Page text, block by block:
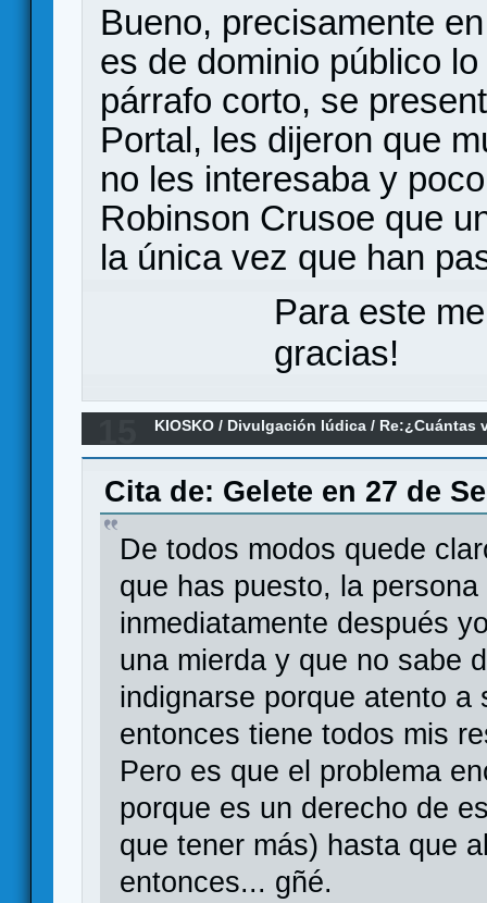
Bueno, precisamente
es de dominio público
párrafo corto, se
Portal, les dijeron que
no les interesaba y
Robinson Crusoe que
la única vez que han
Para este
gracias!
KIOSKO / Divulgación lúdica / Re:¿Cuántas
Cita de: Gelete en 27 de
De todos modos quede
que has puesto, la
inmediatamente después
una mierda y que no sabe
indignarse porque atento
entonces tiene todos mis
Pero es que el problema
porque es un derecho de
que tener más) hasta que
entonces... gñé.